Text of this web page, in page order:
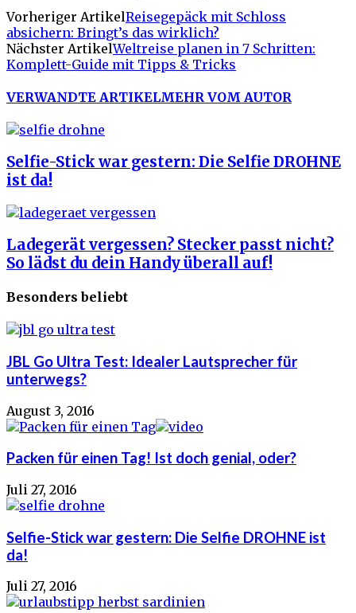
Vorheriger ArtikelReisegepäck mit Schloss
absichern: Bringt’s das wirklich?
Nächster ArtikelWeltreise planen in 7 Schritten:
Komplett-Guide mit Tipps & Tricks
VERWANDTE ARTIKELMEHR VOM AUTOR
Selfie-Stick war gestern: Die Selfie DROHNE
ist da!
Ladegerät vergessen? Stecker passt nicht?
So lädst du dein Handy überall auf!
Besonders beliebt
JBL Go Ultra Test: Idealer Lautsprecher für
unterwegs?
August 3, 2016
Packen für einen Tag! Ist doch genial, oder?
Juli 27, 2016
Selfie-Stick war gestern: Die Selfie DROHNE ist
da!
Juli 27, 2016